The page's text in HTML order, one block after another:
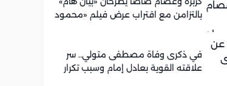
بالتزامن مع اقتراب عرض فيلم «محمود
في ذكرى وفاة مصطفى متولي.. سر
علاقته القوية بعادل إمام وسبب تكرار